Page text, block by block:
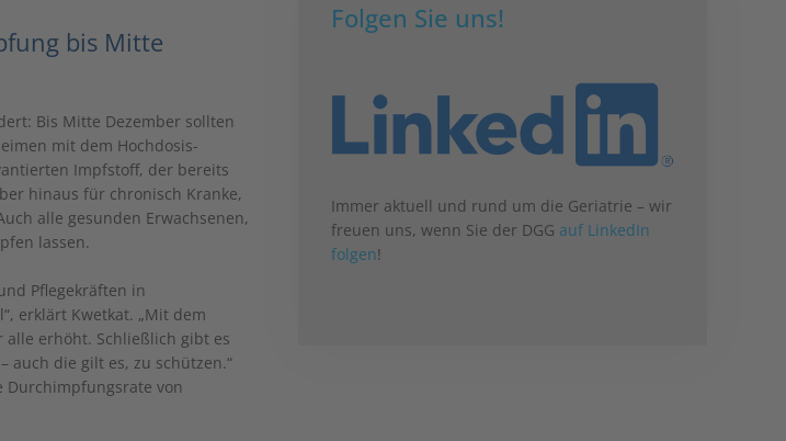
bis Mitte
Bis Mitte Dezember sollten
mit dem Hochdosis-
Impfstoff, der bereits
hinaus für chronisch Kranke,
alle gesunden Erwachsenen,
lassen.
Pflegekräften in
erklärt Kwetkat. „Mit dem
erhöht. Schließlich gibt es
auch die gilt es, zu schützen.“
Durchimpfungsrate von
Folgen Sie uns!
Immer aktuell und rund um die Geriatrie – wir
freuen uns, wenn Sie der DGG auf LinkedIn
folgen!